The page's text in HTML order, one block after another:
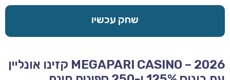
שחק עכשיו
MEGAPARI CASINO – 2026 קזינו אונליין